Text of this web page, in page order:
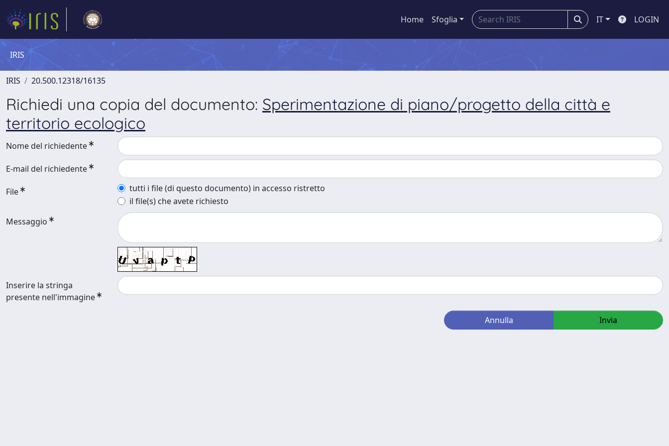
Home Sfoglia IT LOGIN
IRIS
IRIS 20.500.12318/16135
Richiedi una copia del documento: Sperimentazione di piano/progetto della città e
territorio ecologico
Nome del richiedente
E-mail del richiedente
File
tutti i file (di questo documento) in accesso ristretto
il file(s) che avete richiesto
Messaggio
Inserire la stringa
presente nell'immagine
Annulla Invia